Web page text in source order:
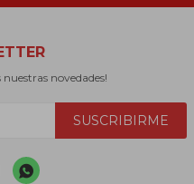
novedades!
SUSCRIBIRME
